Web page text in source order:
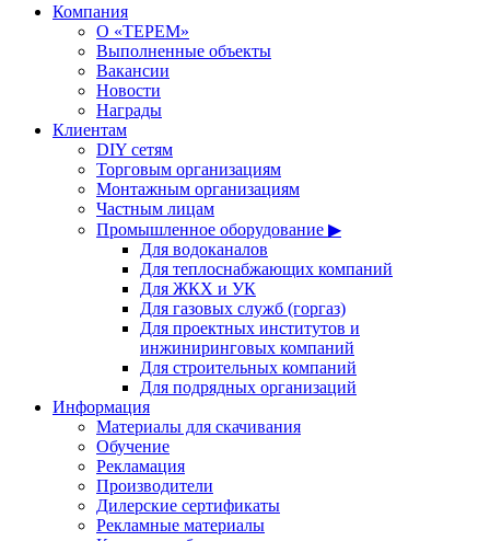
Компания
О «ТЕРЕМ»
Выполненные объекты
Вакансии
Новости
Награды
Клиентам
DIY сетям
Торговым организациям
Монтажным организациям
Частным лицам
Промышленное оборудование ▶
Для водоканалов
Для теплоснабжающих компаний
Для ЖКХ и УК
Для газовых служб (горгаз)
Для проектных институтов и
инжиниринговых компаний
Для строительных компаний
Для подрядных организаций
Информация
Материалы для скачивания
Обучение
Рекламация
Производители
Дилерские сертификаты
Рекламные материалы